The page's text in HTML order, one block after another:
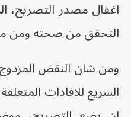
اغفال مصدر التصريح،
التحقق من صحته ومن
ومن شان النقض
السريع للافادات